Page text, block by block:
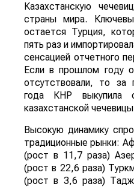
Казахстанскую
страны мира.
остается Турция,
пять раз и
сенсацией отчетного
Если в прошлом году
отсутствовали, то за
года КНР выкупила
казахстанской
Высокую динамику
традиционные рынки:
(рост в 11,7 раза)
(рост в 22,6 раза)
(рост в 3,6 раза)